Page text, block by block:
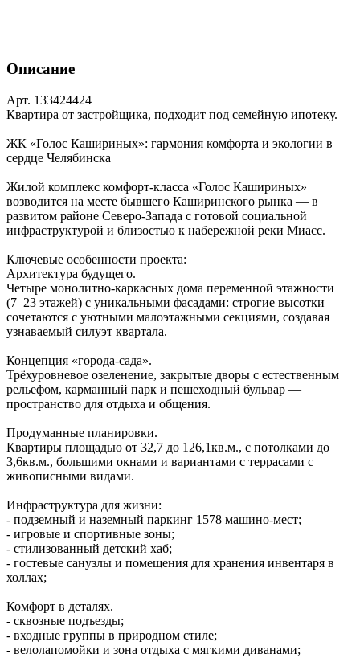
Описание
Арт. 133424424
Квартира от застройщика, подходит под семейную ипотеку.
ЖК «Голос Кашириных»: гармония комфорта и экологии в
сердце Челябинска
Жилой комплекс комфорт‑класса «Голос Кашириных»
возводится на месте бывшего Каширинского рынка — в
развитом районе Северо‑Запада с готовой социальной
инфраструктурой и близостью к набережной реки Миасс.
Ключевые особенности проекта:
Архитектура будущего.
Четыре монолитно‑каркасных дома переменной этажности
(7–23 этажей) с уникальными фасадами: строгие высотки
сочетаются с уютными малоэтажными секциями, создавая
узнаваемый силуэт квартала.
Концепция «города‑сада».
Трёхуровневое озеленение, закрытые дворы с естественным
рельефом, карманный парк и пешеходный бульвар —
пространство для отдыха и общения.
Продуманные планировки.
Квартиры площадью от 32,7 до 126,1кв.м., с потолками до
3,6кв.м., большими окнами и вариантами с террасами с
живописными видами.
Инфраструктура для жизни:
- подземный и наземный паркинг 1578 машино‑мест;
- игровые и спортивные зоны;
- стилизованный детский хаб;
- гостевые санузлы и помещения для хранения инвентаря в
холлах;
Комфорт в деталях.
- сквозные подъезды;
- входные группы в природном стиле;
- велолапомойки и зона отдыха с мягкими диванами;